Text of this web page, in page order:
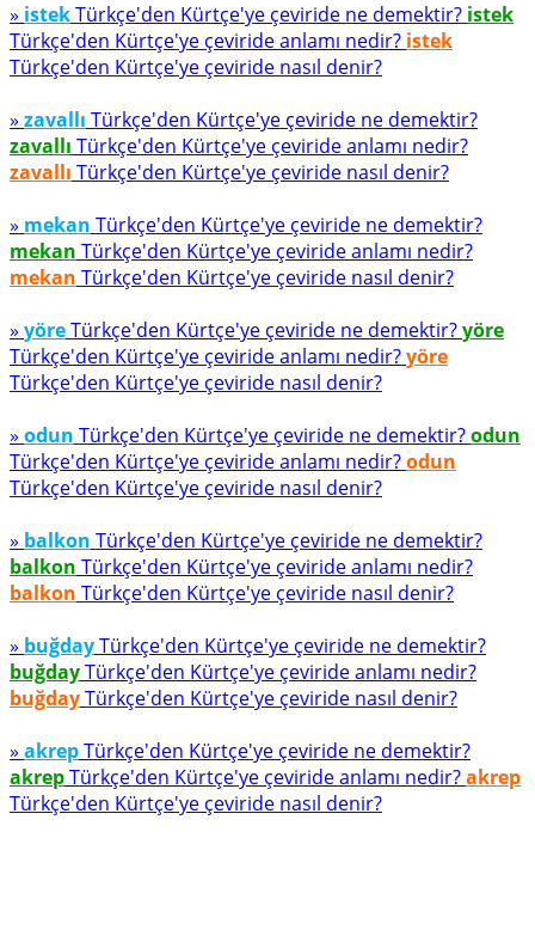
» istekTürkçe'den Kürtçe'ye çeviride ne demektir? istek
Türkçe'den Kürtçe'ye çeviride anlamı nedir? istek
Türkçe'den Kürtçe'ye çeviride nasıl denir?
» zavallı Türkçe'den Kürtçe'ye çeviride ne demektir?
zavallı Türkçe'den Kürtçe'ye çeviride anlamı nedir?
zavallı Türkçe'den Kürtçe'ye çeviride nasıl denir?
» mekan Türkçe'den Kürtçe'ye çeviride ne demektir?
mekan Türkçe'den Kürtçe'ye çeviride anlamı nedir?
mekan Türkçe'den Kürtçe'ye çeviride nasıl denir?
» yöreTürkçe'den Kürtçe'ye çeviride ne demektir?yöre
Türkçe'den Kürtçe'ye çeviride anlamı nedir?yöre
Türkçe'den Kürtçe'ye çeviride nasıl denir?
» odun Türkçe'den Kürtçe'ye çeviride ne demektir?odun
Türkçe'den Kürtçe'ye çeviride anlamı nedir?odun
Türkçe'den Kürtçe'ye çeviride nasıl denir?
» balkon Türkçe'den Kürtçe'ye çeviride ne demektir?
balkon Türkçe'den Kürtçe'ye çeviride anlamı nedir?
balkon Türkçe'den Kürtçe'ye çeviride nasıl denir?
» buğdayTürkçe'den Kürtçe'ye çeviride ne demektir?
buğdayTürkçe'den Kürtçe'ye çeviride anlamı nedir?
buğdayTürkçe'den Kürtçe'ye çeviride nasıl denir?
» akrepTürkçe'den Kürtçe'ye çeviride ne demektir?
akrepTürkçe'den Kürtçe'ye çeviride anlamı nedir?akrep
Türkçe'den Kürtçe'ye çeviride nasıl denir?